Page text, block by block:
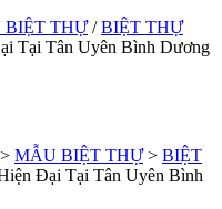
BIỆT THỰ/BIỆT THỰ
Tại Tân Uyên Bình Dương
> MẪU BIỆT THỰ> BIỆT
Đại Tại Tân Uyên Bình